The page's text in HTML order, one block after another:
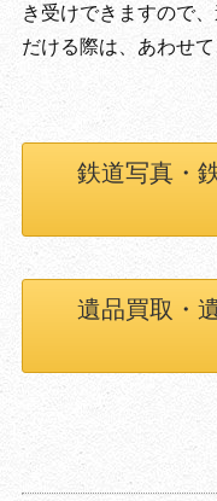
き受けできますので
だける際は、あわせて
鉄道写真・
遺品買取・